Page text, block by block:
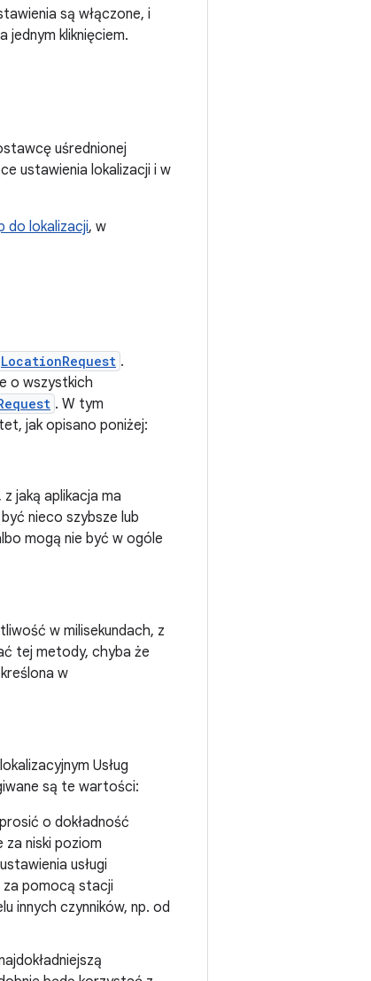
są włączone, i
jednym kliknięciem.
uśrednionej
ustawienia lokalizacji i w
do lokalizacji, w
LocationRequest .
o wszystkich
. W tym
jak opisano poniżej:
jaką aplikacja ma
nieco szybsze lub
mogą nie być w ogóle
w milisekundach, z
tej metody, chyba że
w
Usług
są te wartości:
o dokładność
niski poziom
usługi
za pomocą stacji
innych czynników, np. od